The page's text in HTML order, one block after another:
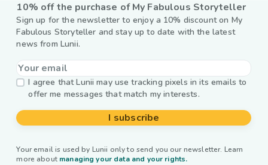
10% off the purchase of My Fabulous Storyteller
Sign up for the newsletter to enjoy a 10% discount on My
Fabulous Storyteller and stay up to date with the latest
news from Lunii.
I agree that Lunii may use tracking pixels in its emails to
offer me messages that match my interests.
I subscribe
Your email is used by Lunii only to send you our newsletter. Learn
more about managing your data and your rights.